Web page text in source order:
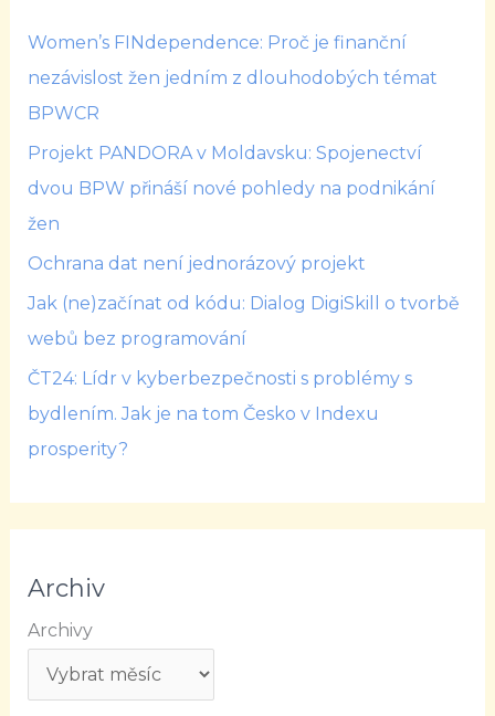
Women’s FINdependence: Proč je finanční
nezávislost žen jedním z dlouhodobých témat
BPWCR
Projekt PANDORA v Moldavsku: Spojenectví
dvou BPW přináší nové pohledy na podnikání
žen
Ochrana dat není jednorázový projekt
Jak (ne)začínat od kódu: Dialog DigiSkill o tvorbě
webů bez programování
ČT24: Lídr v kyberbezpečnosti s problémy s
bydlením. Jak je na tom Česko v Indexu
prosperity?
Archiv
Archivy